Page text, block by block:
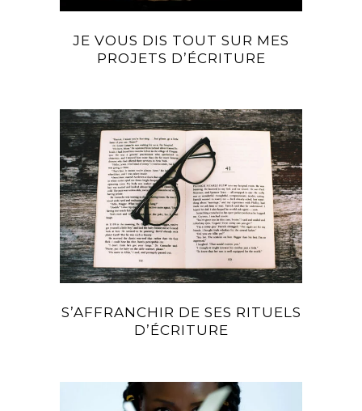
JE VOUS DIS TOUT SUR MES
PROJETS D’ÉCRITURE
S’AFFRANCHIR DE SES RITUELS
D’ÉCRITURE